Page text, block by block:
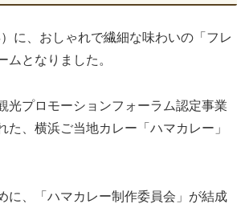
に、おしゃれで繊細な味わいの「フレ
ムとなりました。
光プロモーションフォーラム認定事業
た、横浜ご当地カレー「ハマカレー」
に、「ハマカレー制作委員会」が結成